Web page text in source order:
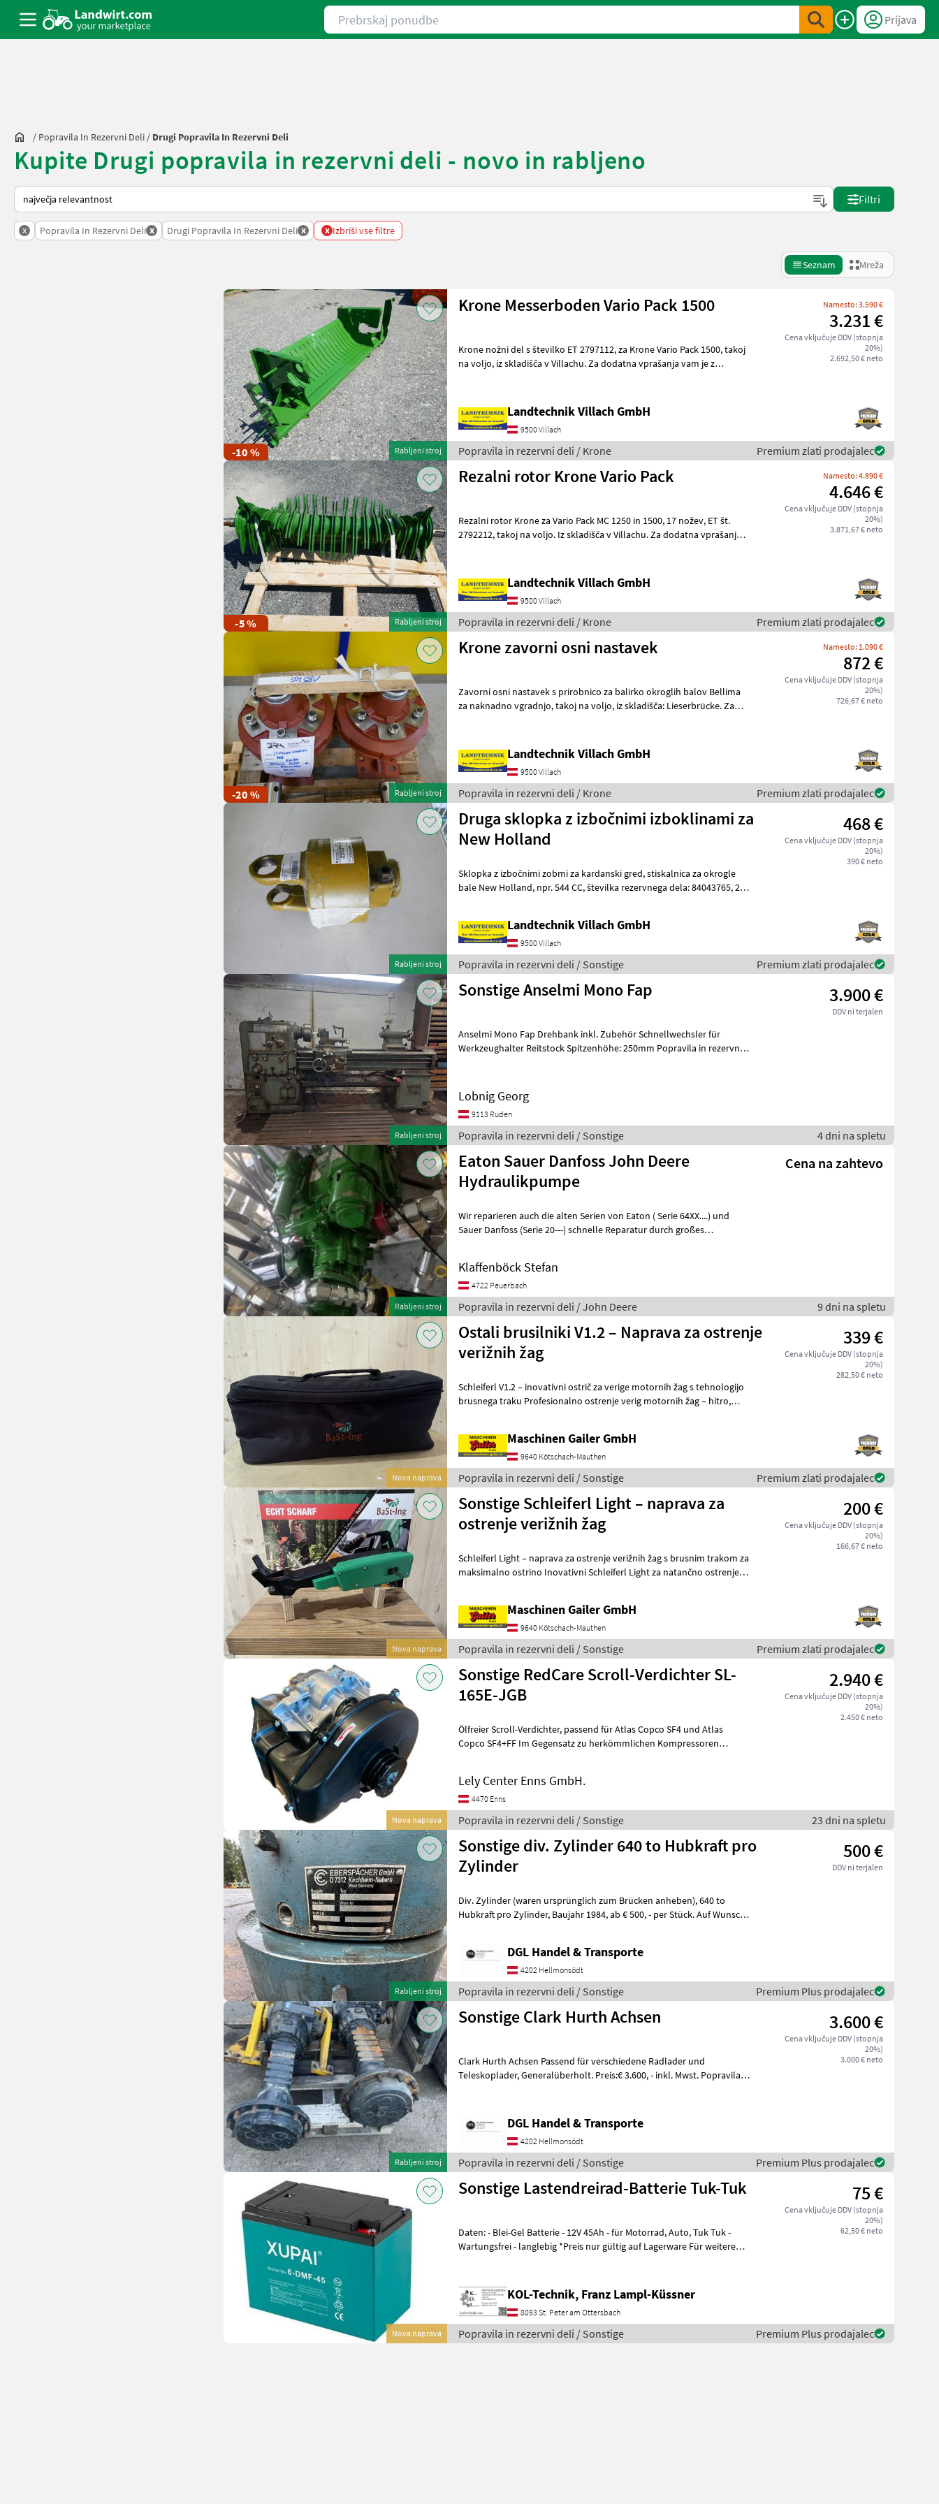
Prebrskaj ponudbe
Prijava
/ Popravila In Rezervni Deli / Drugi Popravila In Rezervni Deli
Kupite Drugi popravila in rezervni deli - novo in rabljeno
Tako je razvrščeno na Landwirt.com
Filtri
x Popravila In Rezervni Deli x Drugi Popravila In Rezervni Deli x x Izbriši vse filtre
Seznam Mreža
-10 % Rabljeni stroj
Krone Messerboden Vario Pack 1500 Namesto: 3.590 €
3.231 €
Cena vključuje DDV (stopnja
20%)
2.692,50 € neto
Krone nožni del s številko ET 2797112, za Krone Vario Pack 1500, takoj
na voljo, iz skladišča v Villachu. Za dodatna vprašanja vam je z
Landtechnik Villach GmbH
9500 Villach
Popravila in rezervni deli / Krone Premium zlati prodajalec
-5 % Rabljeni stroj
Rezalni rotor Krone Vario Pack Namesto: 4.890 €
4.646 €
Cena vključuje DDV (stopnja
20%)
3.871,67 € neto
Rezalni rotor Krone za Vario Pack MC 1250 in 1500, 17 nožev, ET št.
2792212, takoj na voljo. Iz skladišča v Villachu. Za dodatna vprašanja
Landtechnik Villach GmbH
9500 Villach
Popravila in rezervni deli / Krone Premium zlati prodajalec
-20 % Rabljeni stroj
Krone zavorni osni nastavek Namesto: 1.090 €
872 €
Cena vključuje DDV (stopnja
20%)
726,67 € neto
Zavorni osni nastavek s prirobnico za balirko okroglih balov Bellima
za naknadno vgradnjo, takoj na voljo, iz skladišča: Lieserbrücke. Za
Landtechnik Villach GmbH
9500 Villach
Popravila in rezervni deli / Krone Premium zlati prodajalec
Rabljeni stroj
Druga sklopka z izbočnimi izboklinami za
New Holland
468 €
Cena vključuje DDV (stopnja
20%)
390 € neto
Sklopka z izbočnimi zobmi za kardanski gred, stiskalnica za okrogle
bale New Holland, npr. 544 CC, številka rezervnega dela: 84043765, 21
Landtechnik Villach GmbH
9500 Villach
Popravila in rezervni deli / Sonstige Premium zlati prodajalec
Rabljeni stroj
Sonstige Anselmi Mono Fap 3.900 €
DDV ni terjalen
Anselmi Mono Fap Drehbank inkl. Zubehör Schnellwechsler für
Werkzeughalter Reitstock Spitzenhöhe: 250mm Popravila in rezervni
Lobnig Georg
9113 Ruden
Popravila in rezervni deli / Sonstige 4 dni na spletu
Rabljeni stroj
Eaton Sauer Danfoss John Deere
Hydraulikpumpe
Cena na zahtevo
Wir reparieren auch die alten Serien von Eaton ( Serie 64XX....) und
Sauer Danfoss (Serie 20---) schnelle Reparatur durch großes
Klaffenböck Stefan
4722 Peuerbach
Popravila in rezervni deli / John Deere 9 dni na spletu
Nova naprava
Ostali brusilniki V1.2 – Naprava za ostrenje
verižnih žag
339 €
Cena vključuje DDV (stopnja
20%)
282,50 € neto
Schleiferl V1.2 – inovativni ostrič za verige motornih žag s tehnologijo
brusnega traku Profesionalno ostrenje verig motornih žag – hitro,
Maschinen Gailer GmbH
9640 Kötschach-Mauthen
Popravila in rezervni deli / Sonstige Premium zlati prodajalec
Nova naprava
Sonstige Schleiferl Light – naprava za
ostrenje verižnih žag
200 €
Cena vključuje DDV (stopnja
20%)
166,67 € neto
Schleiferl Light – naprava za ostrenje verižnih žag s brusnim trakom za
maksimalno ostrino Inovativni Schleiferl Light za natančno ostrenje
Maschinen Gailer GmbH
9640 Kötschach-Mauthen
Popravila in rezervni deli / Sonstige Premium zlati prodajalec
Nova naprava
Sonstige RedCare Scroll-Verdichter SL-
165E-JGB
2.940 €
Cena vključuje DDV (stopnja
20%)
2.450 € neto
Ölfreier Scroll-Verdichter, passend für Atlas Copco SF4 und Atlas
Copco SF4+FF Im Gegensatz zu herkömmlichen Kompressoren
Lely Center Enns GmbH.
4470 Enns
Popravila in rezervni deli / Sonstige 23 dni na spletu
Rabljeni stroj
Sonstige div. Zylinder 640 to Hubkraft pro
Zylinder
500 €
DDV ni terjalen
Div. Zylinder (waren ursprünglich zum Brücken anheben), 640 to
Hubkraft pro Zylinder, Baujahr 1984, ab € 500, - per Stück. Auf Wunsch
DGL Handel & Transporte
4202 Hellmonsödt
Popravila in rezervni deli / Sonstige Premium Plus prodajalec
Rabljeni stroj
Sonstige Clark Hurth Achsen 3.600 €
Cena vključuje DDV (stopnja
20%)
3.000 € neto
Clark Hurth Achsen Passend für verschiedene Radlader und
Teleskoplader, Generalüberholt. Preis:€ 3.600, - inkl. Mwst. Popravila
DGL Handel & Transporte
4202 Hellmonsödt
Popravila in rezervni deli / Sonstige Premium Plus prodajalec
Nova naprava
Sonstige Lastendreirad-Batterie Tuk-Tuk 75 €
Cena vključuje DDV (stopnja
20%)
62,50 € neto
Daten: - Blei-Gel Batterie - 12V 45Ah - für Motorrad, Auto, Tuk Tuk -
Wartungsfrei - langlebig *Preis nur gültig auf Lagerware Für weitere
KOL-Technik, Franz Lampl-Küssner
8093 St. Peter am Ottersbach
Popravila in rezervni deli / Sonstige Premium Plus prodajalec